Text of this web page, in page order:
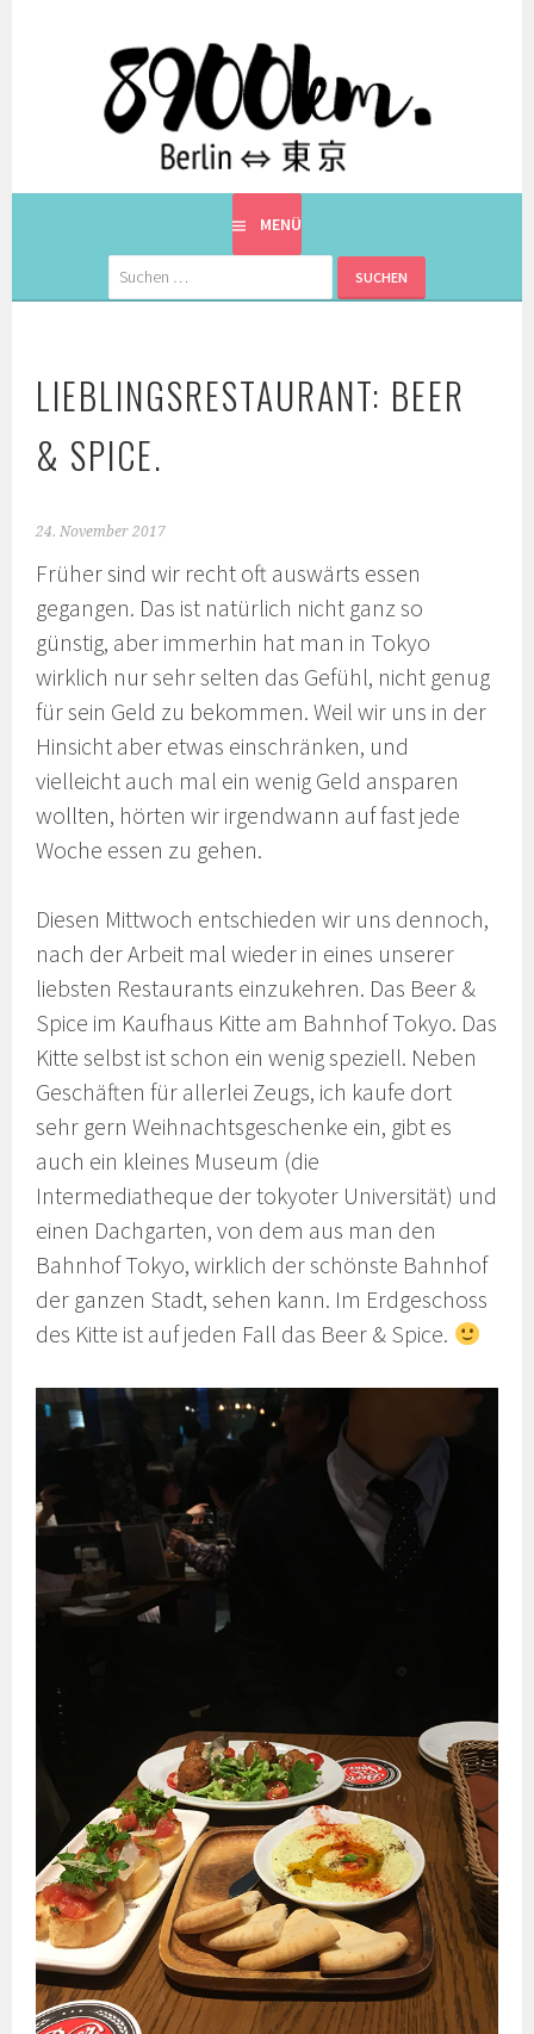
8900KM. BERLIN ⇔ 東京
EINE BERLINERIN IN JAPAN. MIT EINEM JAPANER.
MENÜ
Suchen
nach:
LIEBLINGSRESTAURANT: BEER
& SPICE.
24. November 2017
Früher sind wir recht oft auswärts essen
gegangen. Das ist natürlich nicht ganz so
günstig, aber immerhin hat man in Tokyo
wirklich nur sehr selten das Gefühl, nicht genug
für sein Geld zu bekommen. Weil wir uns in der
Hinsicht aber etwas einschränken, und
vielleicht auch mal ein wenig Geld ansparen
wollten, hörten wir irgendwann auf fast jede
Woche essen zu gehen.
Diesen Mittwoch entschieden wir uns dennoch,
nach der Arbeit mal wieder in eines unserer
liebsten Restaurants einzukehren. Das Beer &
Spice im Kaufhaus Kitte am Bahnhof Tokyo. Das
Kitte selbst ist schon ein wenig speziell. Neben
Geschäften für allerlei Zeugs, ich kaufe dort
sehr gern Weihnachtsgeschenke ein, gibt es
auch ein kleines Museum (die
Intermediatheque der tokyoter Universität) und
einen Dachgarten, von dem aus man den
Bahnhof Tokyo, wirklich der schönste Bahnhof
der ganzen Stadt, sehen kann. Im Erdgeschoss
des Kitte ist auf jeden Fall das Beer & Spice.